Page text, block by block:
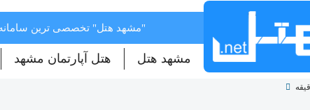
"مشهد هتل" تخصصی ترین
مشهد هتل هتل آپارتمان مشهد